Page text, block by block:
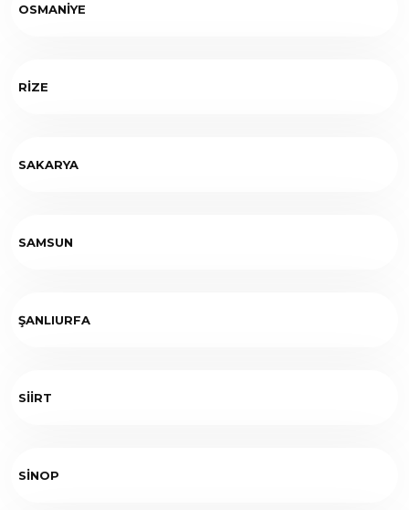
OSMANİYE
RİZE
SAKARYA
SAMSUN
ŞANLIURFA
SİİRT
SİNOP